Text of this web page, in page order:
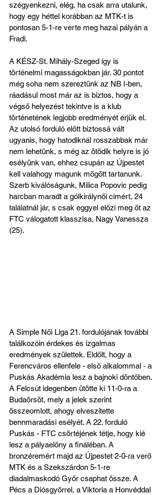
szégyenkezni, elég, ha csak arra utalunk,
hogy egy héttel korábban az MTK-t is
pontosan 5-1-re verte meg hazai pályán a
Fradi.
A KÉSZ-St. Mihály-Szeged így is
történelmi magasságokban jár. 30 pontot
még soha nem szereztünk az NB I-ben,
ráadásul most már az is biztos, hogy a
végső helyezést tekintve is a klub
történetének legjobb eredményét érjük el.
Az utolsó forduló előtt biztossá vált
ugyanis, hogy hatodiknál rosszabbak már
nem lehetünk, s még az ötödik helyre is jó
esélyünk van, ehhez csupán az Újpestet
kell valahogy magunk mögött tartanunk.
Szerb kiválóságunk, Milica Popovic pedig
harcban maradt a gólkirálynői címért, 24
találatnál jár, s csak eggyel előzi meg őt az
FTC válogatott klasszisa, Nagy Vanessza
(25).
A Simple Női Liga 21. fordulójának további
találkozóin érdekes és izgalmas
eredmények születtek. Eldőlt, hogy a
Ferencváros ellenfele - első alkalommal - a
Puskás Akadémia lesz a bajnoki döntőben.
A Felcsút idegenben ütötte ki 11-0-ra a
Budaörsöt, mely a jelek szerint
összeomlott, ahogy elveszítette
bennmaradási esélyét. A 22. forduló
Puskás - FTC csörtéjének tétje, hogy kié
lesz a pályaelőny a fináléban. A
bronzéremért majd az Újpestet 2-0-ra verő
MTK és a Szekszárdon 5-1-re
diadalmaskodó Győr csaphat össze. A
Pécs a Diósgyőrrel, a Viktoria a Honvéddal